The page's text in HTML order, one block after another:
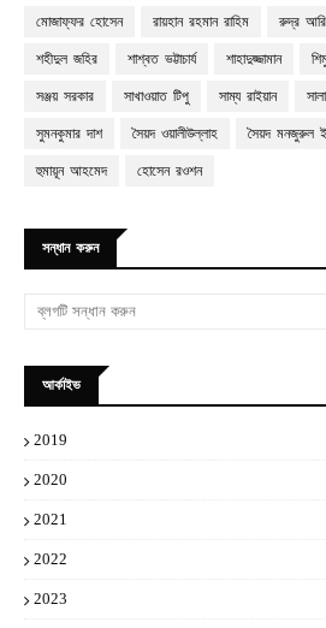
মোজাফ্ফর হোসেন রায়হান রহমান রাহিম রুদ্র
শহীদুল জহির শাশ্বত ভট্টাচার্য শাহাদুজ্জামান
সঞ্জয় সরকার সাখাওয়াত টিপু সাম্য রাইয়ান
সুমনকুমার দাশ সৈয়দ ওয়ালীউল্লাহ সৈয়দ মনজুরুল
হুমায়ূন আহমেদ হোসেন রওশন
সন্ধান করুন
আর্কাইভ
2019
2020
2021
2022
2023